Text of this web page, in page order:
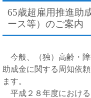
65歳超雇用推進助
ース等）のご案内
今般、（独）高齢・
助成金に関する周知依
ます。
平成２８年度における